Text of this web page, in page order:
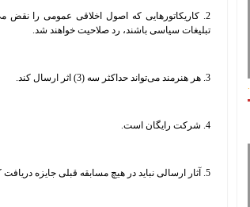
2. کاریکاتورهایی که اصول اخلاقی عمومی را نقض
تبلیغات سیاسی باشند، رد صلاحیت خواهند شد.
3. هر هنرمند می‌تواند حداکثر سه (3) اثر ارسال کند.
4. شرکت رایگان است.
5. آثار ارسالی نباید در هیچ مسابقه قبلی جایزه دریافت کرده باشند.